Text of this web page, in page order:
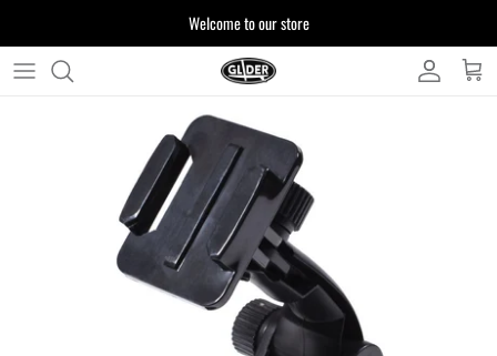
ッ
Welcome to our store
よくある質問
お客様からいただいたご質問をまとめており
ます
注文について 製品について